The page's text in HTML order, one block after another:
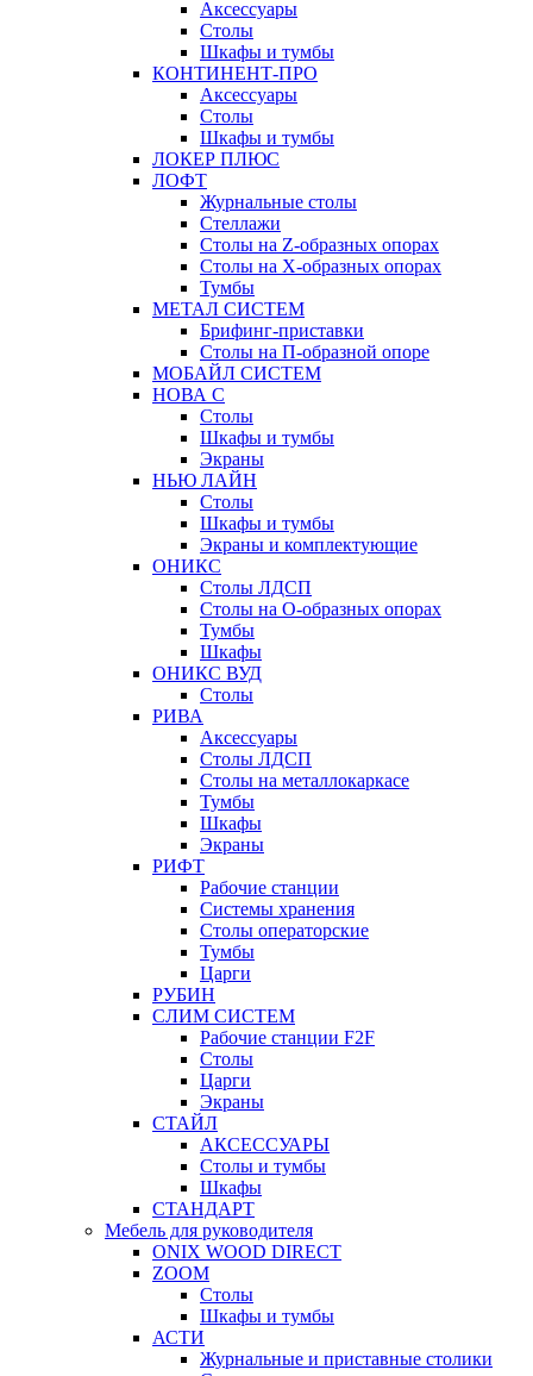
Аксессуары
Столы
Шкафы и тумбы
КОНТИНЕНТ-ПРО
Аксессуары
Столы
Шкафы и тумбы
ЛОКЕР ПЛЮС
ЛОФТ
Журнальные столы
Стеллажи
Столы на Z-образных опорах
Столы на Х-образных опорах
Тумбы
МЕТАЛ СИСТЕМ
Брифинг-приставки
Столы на П-образной опоре
МОБАЙЛ СИСТЕМ
НОВА С
Столы
Шкафы и тумбы
Экраны
НЬЮ ЛАЙН
Столы
Шкафы и тумбы
Экраны и комплектующие
ОНИКС
Столы ЛДСП
Столы на О-образных опорах
Тумбы
Шкафы
ОНИКС ВУД
Столы
РИВА
Аксессуары
Столы ЛДСП
Столы на металлокаркасе
Тумбы
Шкафы
Экраны
РИФТ
Рабочие станции
Системы хранения
Столы операторские
Тумбы
Царги
РУБИН
СЛИМ СИСТЕМ
Рабочие станции F2F
Столы
Царги
Экраны
СТАЙЛ
АКСЕССУАРЫ
Столы и тумбы
Шкафы
СТАНДАРТ
Мебель для руководителя
ONIX WOOD DIRECT
ZOOM
Столы
Шкафы и тумбы
АСТИ
Журнальные и приставные столики